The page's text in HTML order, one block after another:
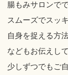
腸もみサロンで
スムーズでスッ
自身を捉える方
などもお伝えし
少しずつでもご